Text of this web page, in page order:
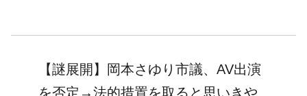
【謎展開】岡本さゆり市議、AV出演
を否定→法的措置を取ると思いきや